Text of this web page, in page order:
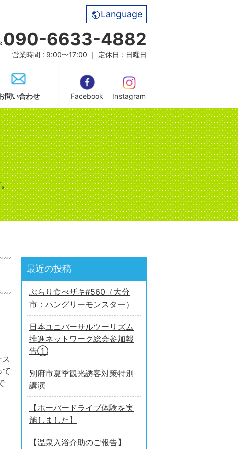
Language
090-6633-4882
営業時間 : 9:00〜17:00 ｜ 定休日 : 日曜日
問い合わせ Facebook Instagram
最近の投稿
ぶらり食べザキ#560（大分
市：ハングリーモンスター）
日本ユニバーサルツーリズム
推進ネットワーク総会参加報
告①
別府市夏季観光誘客対策特別
講演
【ホーバードライブ体験を実
施しました】
【温泉入浴介助のご報告】